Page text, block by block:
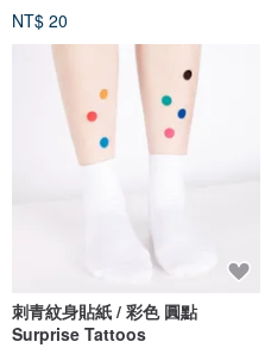
NT$ 20
刺青紋身貼紙 / 彩色 圓點
Surprise Tattoos